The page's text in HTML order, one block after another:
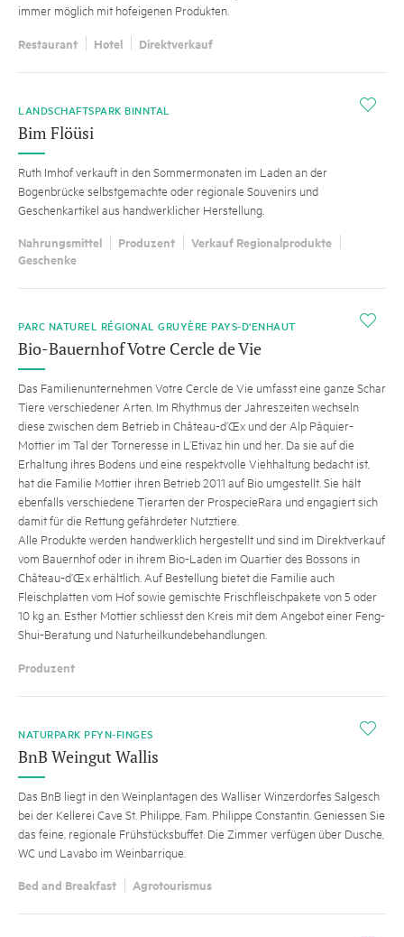
immer möglich mit hofeigenen Produkten.
Restaurant Hotel Direktverkauf
i
LANDSCHAFTSPARK BINNTAL
Bim Flöüsi
Ruth Imhof verkauft in den Sommermonaten im Laden an der
Bogenbrücke selbstgemachte oder regionale Souvenirs und
Geschenkartikel aus handwerklicher Herstellung.
Nahrungsmittel Produzent
Verkauf Regionalprodukte
Geschenke
i
PARC NATUREL RÉGIONAL GRUYÈRE PAYS-D'ENHAUT
Bio-Bauernhof Votre Cercle de Vie
Das Familienunternehmen Votre Cercle de Vie umfasst eine ganze Schar
Tiere verschiedener Arten. Im Rhythmus der Jahreszeiten wechseln
diese zwischen dem Betrieb in Château-d’Œx und der Alp Pâquier-
Mottier im Tal der Torneresse in L’Etivaz hin und her. Da sie auf die
Erhaltung ihres Bodens und eine respektvolle Viehhaltung bedacht ist,
hat die Familie Mottier ihren Betrieb 2011 auf Bio umgestellt. Sie hält
ebenfalls verschiedene Tierarten der ProspecieRara und engagiert sich
damit für die Rettung gefährdeter Nutztiere.
Alle Produkte werden handwerklich hergestellt und sind im Direktverkauf
vom Bauernhof oder in ihrem Bio-Laden im Quartier des Bossons in
Château-d’Œx erhältlich. Auf Bestellung bietet die Familie auch
Fleischplatten vom Hof sowie gemischte Frischfleischpakete von 5 oder
10 kg an. Esther Mottier schliesst den Kreis mit dem Angebot einer Feng-
Shui-Beratung und Naturheilkundebehandlungen.
Produzent
i
NATURPARK PFYN-FINGES
BnB Weingut Wallis
Das BnB liegt in den Weinplantagen des Walliser Winzerdorfes Salgesch
bei der Kellerei Cave St. Philippe, Fam. Philippe Constantin. Geniessen Sie
das feine, regionale Frühstücksbuffet. Die Zimmer verfügen über Dusche,
WC und Lavabo im Weinbarrique.
Bed and Breakfast Agrotourismus